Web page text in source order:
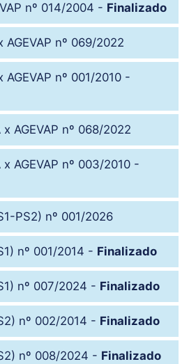
nº 014/2004 - Finalizado
AGEVAP nº 069/2022
AGEVAP nº 001/2010 -
AGEVAP nº 068/2022
x AGEVAP nº 003/2010 -
PS2) nº 001/2026
nº 001/2014 - Finalizado
nº 007/2024 - Finalizado
nº 002/2014 - Finalizado
nº 008/2024 - Finalizado